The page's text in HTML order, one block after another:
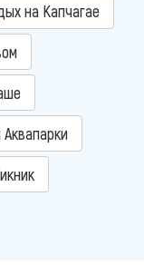
на Капчагае